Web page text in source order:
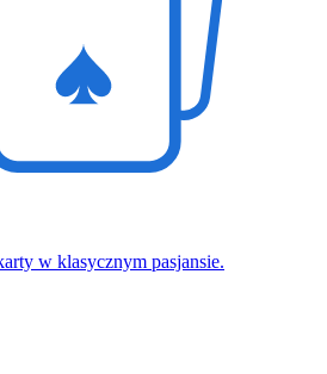
w klasycznym pasjansie.